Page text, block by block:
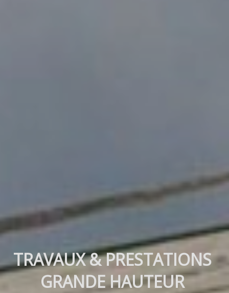
TRAVAUX & PRESTATIONS
GRANDE HAUTEUR